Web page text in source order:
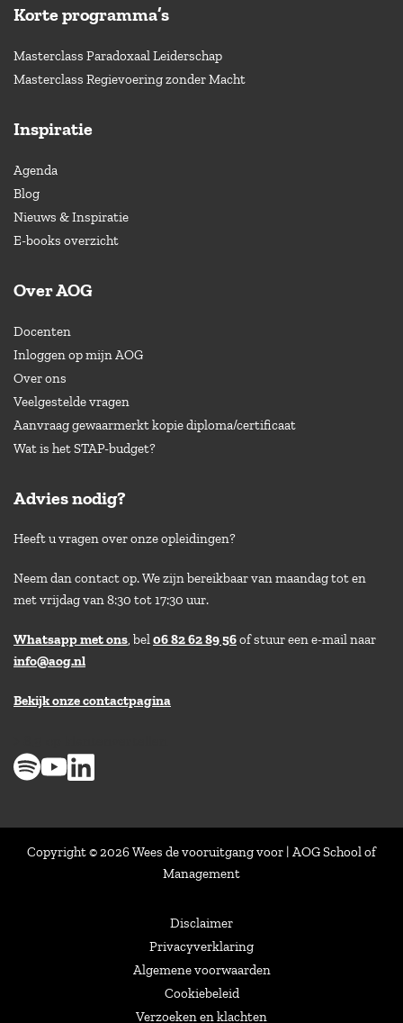
Korte programma’s
Masterclass Paradoxaal Leiderschap
Masterclass Regievoering zonder Macht
Inspiratie
Agenda
Blog
Nieuws & Inspiratie
E-books overzicht
Over AOG
Docenten
Inloggen op mijn AOG
Over ons
Veelgestelde vragen
Aanvraag gewaarmerkt kopie diploma/certificaat
Wat is het STAP-budget?
Advies nodig?
Heeft u vragen over onze opleidingen?
Neem dan contact op. We zijn bereikbaar van maandag tot en
met vrijdag van 8:30 tot 17:30 uur.
Whatsapp met ons, bel06 82 62 89 56of stuur een e-mail naar
info@aog.nl
Bekijk onze contactpagina
Copyright © 2026 Wees de vooruitgang voor | AOG School of
Management
Disclaimer
Privacyverklaring
Algemene voorwaarden
Cookiebeleid
Verzoeken en klachten